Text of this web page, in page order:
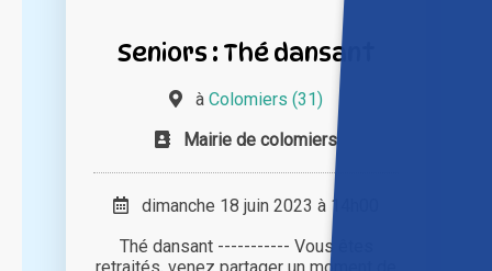
Seniors : Thé dansant
à Colomiers (31)
Mairie de colomiers
dimanche 18 juin 2023 à 14h00
Thé dansant ----------- Vous êtes
retraités, venez partager un moment de